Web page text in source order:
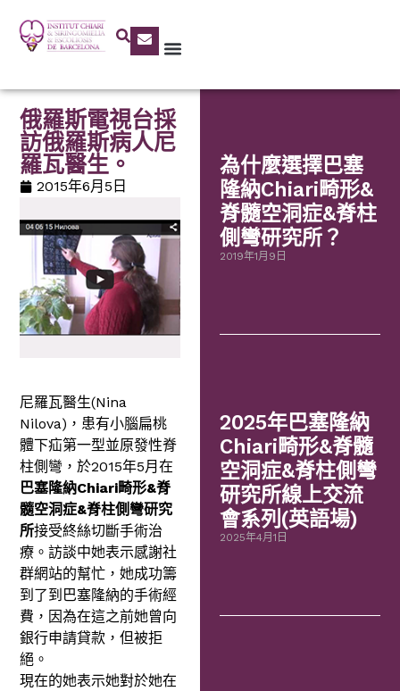
俄羅斯電視台採
訪俄羅斯病人尼
羅瓦醫生。
2015年6月5日
尼羅瓦醫生(Nina
Nilova)，患有小腦扁桃
體下疝第一型並原發性脊
柱側彎，於2015年5月在
巴塞隆納Chiari畸形&脊
髓空洞症&脊柱側彎研究
所接受終絲切斷手術治
療。訪談中她表示感謝社
群網站的幫忙，她成功籌
到了到巴塞隆納的手術經
費，因為在這之前她曾向
銀行申請貸款，但被拒
絕。
現在的她表示她對於她在
為什麼選擇巴塞
隆納Chiari畸形&
脊髓空洞症&脊柱
側彎研究所？
2019年1月9日
2025年巴塞隆納
Chiari畸形&脊髓
空洞症&脊柱側彎
研究所線上交流
會系列(英語場)
2025年4月1日